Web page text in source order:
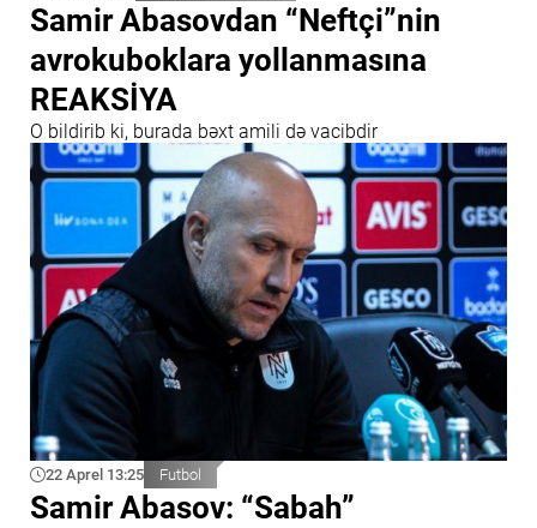
Samir Abasovdan “Neftçi”nin
avrokuboklara yollanmasına
REAKSİYA
O bildirib ki, burada bəxt amili də vacibdir
22 Aprel 13:25 Futbol
Samir Abasov: “Sabah”